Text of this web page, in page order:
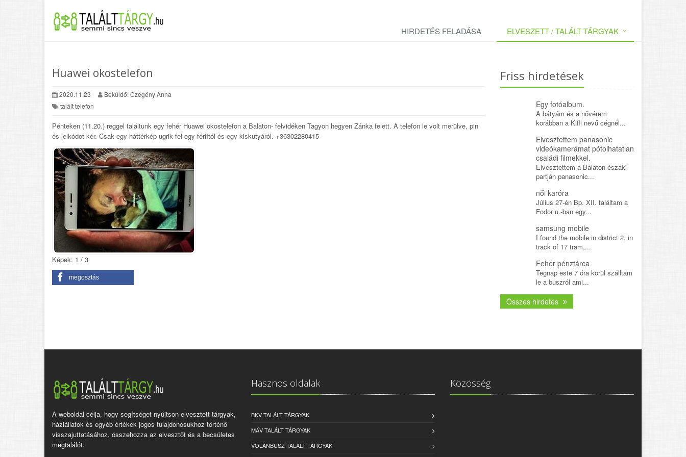
HIRDETÉS FELADÁSA ELVESZETT / TALÁLT TÁRGYAK
Huawei okostelefon
2020.11.23
Beküldő: Czégény Anna
talált telefon
Pénteken (11.20.) reggel találtunk egy fehér Huawei okostelefon a Balaton- felvidéken Tagyon hegyen Zánka felett. A telefon le volt merülve, pin
és jelkódot kér. Csak egy háttérkép ugrik fel egy férfitól és egy kiskutyáról. +36302280415
Képek: 1 / 3
megosztás
Friss hirdetések
Egy fotóalbum.
A bátyám és a nővérem
korábban a Kifli nevű cégnél...
Elvesztettem panasonic
videókamerámat pótolhatatlan
családi filmekkel.
Elvesztettem a Balaton északi
partján panasonic...
női karóra
Július 27-én Bp. XII. találtam a
Fodor u.-ban egy...
samsung mobile
I found the mobile in district 2, in
track of 17 tram,...
Fehér pénztárca
Tegnap este 7 óra körül szálltam
le a buszról ami...
Összes hirdetés
A weboldal célja, hogy segítséget nyújtson elvesztett tárgyak,
háziállatok és egyéb értékek jogos tulajdonosukhoz történő
visszajuttatásához, összehozza az elvesztőt és a becsületes
megtalálót.
Hasznos oldalak
BKV TALÁLT TÁRGYAK
MÁV TALÁLT TÁRGYAK
VOLÁNBUSZ TALÁLT TÁRGYAK
Közösség